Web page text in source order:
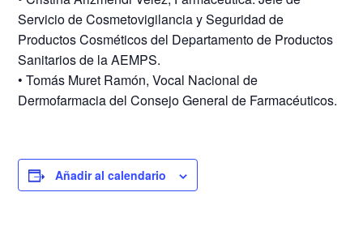
Servicio de Cosmetovigilancia y Seguridad de
Productos Cosméticos del Departamento de Productos
Sanitarios de la AEMPS.
• Tomás Muret Ramón, Vocal Nacional de
Dermofarmacia del Consejo General de Farmacéuticos.
Añadir al calendario